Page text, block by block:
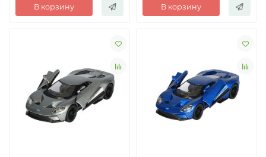
В корзину В корзину